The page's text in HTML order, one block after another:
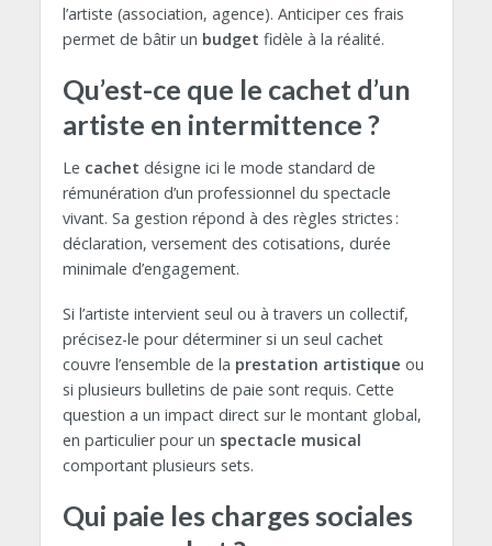
l’artiste (association, agence). Anticiper ces frais
permet de bâtir un budget fidèle à la réalité.
Qu’est-ce que le cachet d’un
artiste en intermittence ?
Le cachet désigne ici le mode standard de
rémunération d’un professionnel du spectacle
vivant. Sa gestion répond à des règles strictes :
déclaration, versement des cotisations, durée
minimale d’engagement.
Si l’artiste intervient seul ou à travers un collectif,
précisez-le pour déterminer si un seul cachet
couvre l’ensemble de la prestation artistique ou
si plusieurs bulletins de paie sont requis. Cette
question a un impact direct sur le montant global,
en particulier pour un spectacle musical
comportant plusieurs sets.
Qui paie les charges sociales